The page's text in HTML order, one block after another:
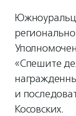
«Спешите
и
Косовских.